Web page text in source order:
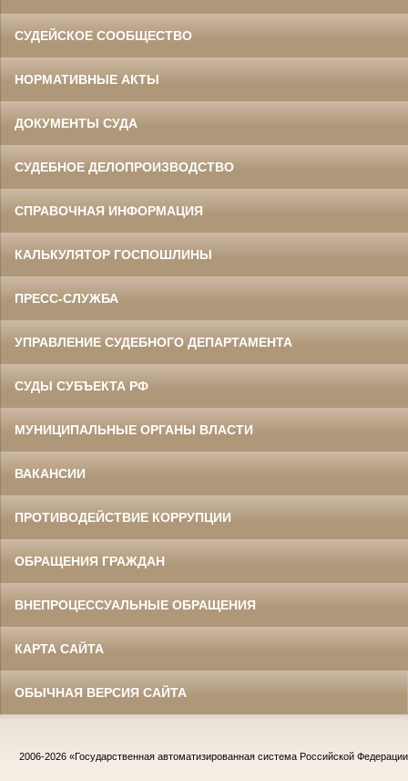
СУДЕЙСКОЕ СООБЩЕСТВО
НОРМАТИВНЫЕ АКТЫ
ДОКУМЕНТЫ СУДА
СУДЕБНОЕ ДЕЛОПРОИЗВОДСТВО
СПРАВОЧНАЯ ИНФОРМАЦИЯ
КАЛЬКУЛЯТОР ГОСПОШЛИНЫ
ПРЕСС-СЛУЖБА
УПРАВЛЕНИЕ СУДЕБНОГО ДЕПАРТАМЕНТА
СУДЫ СУБЪЕКТА РФ
МУНИЦИПАЛЬНЫЕ ОРГАНЫ ВЛАСТИ
ВАКАНСИИ
ПРОТИВОДЕЙСТВИЕ КОРРУПЦИИ
ОБРАЩЕНИЯ ГРАЖДАН
ВНЕПРОЦЕССУАЛЬНЫЕ ОБРАЩЕНИЯ
КАРТА САЙТА
ОБЫЧНАЯ ВЕРСИЯ САЙТА
2006-2026 «Государственная автоматизированная система Российской